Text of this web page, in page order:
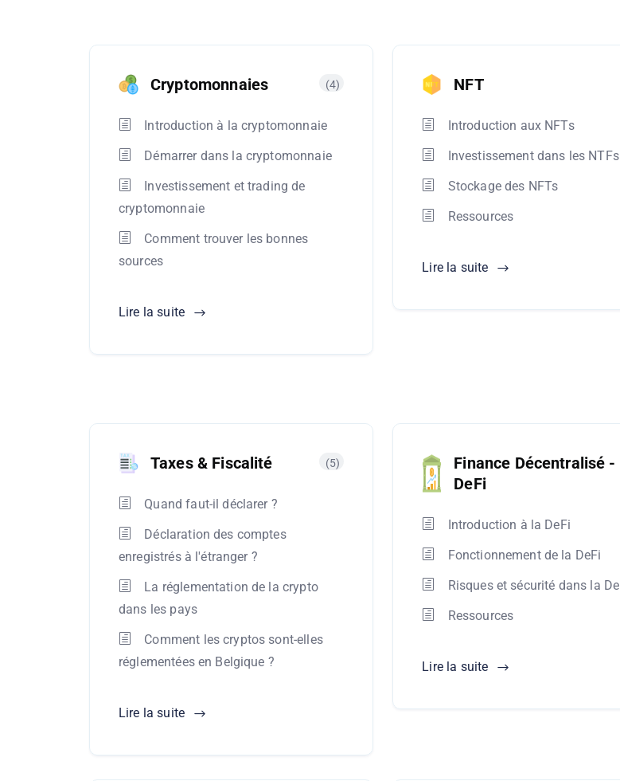
Cryptomonnaies (4)
Introduction à la cryptomonnaie
Démarrer dans la cryptomonnaie
Investissement et trading de
cryptomonnaie
Comment trouver les bonnes
sources
Lire la suite
NFT
Introduction aux NFTs
Investissement dans les NTFs
Stockage des NFTs
Ressources
Lire la suite
Taxes & Fiscalité (5)
Quand faut-il déclarer ?
Déclaration des comptes
enregistrés à l'étranger ?
La réglementation de la crypto
dans les pays
Comment les cryptos sont-elles
réglementées en Belgique ?
Lire la suite
Finance Décentralisé -
DeFi
Introduction à la DeFi
Fonctionnement de la DeFi
Risques et sécurité dans la
Ressources
Lire la suite